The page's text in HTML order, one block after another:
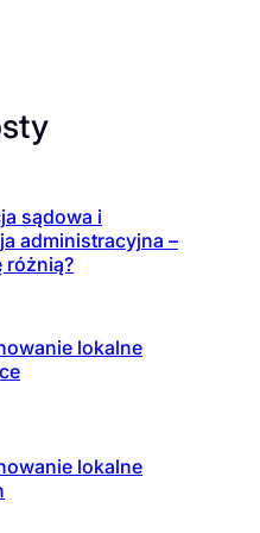
sądowa i
administracyjna –
różnią?
lokalne
lokalne